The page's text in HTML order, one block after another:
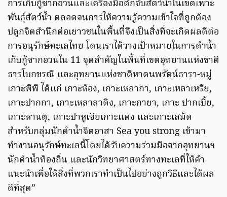
การเก็บกู้ซากอวนและเครื่องมือดักจับสัตว์น้ำในเขตเพาะ
พันธุ์สัตว์น้ำ ตลอดจนการให้ความรู้ความเข้าใจที่ถูกต้อง
ปลูกจิตสำนึกต่อเยาวชนในพื้นที่จึงเป็นสิ่งที่จะเกิดผลดีต่อ
การอนุรักษ์ทะเลไทย โดนเราได้วางเป้าหมายในการดำน้ำ
เก็บกู้ซากอวนใน 11 จุดสำคัญในพื้นที่เขตอุทยานแห่งชาติ
ธารโบกขรณี และอุทยานแห่งชาติหาดนพรัตน์ธารา-หมู่
เกาะพีพี ได้แก่ เกาะห้อง, เกาะเหลากา, เกาะเหลาเหรีย,
เกาะปากกา, เกาะเหลาลาดิง, เกาะกายา, เกาะ ปากเบี้ย,
เกาะหานตุ, เกาะปาหูเซียเกาะแดง และเกาะเสม็ด
สำหรับกลุ่มนักดำน้ำจิตอาสา Sea you strong เข้ามา
ทำงานอนุรักษ์ทะเลนี้โดยได้รับความร่วมมือจากอุทยานฯ
นักดำน้ำท้องถิ่น และนักวิทยาศาสตร์ทางทะเลที่ให้คำ
แนะนำเพื่อให้สิ่งที่พวกเราทำเป็นไปอย่างถูกวิธีและได้ผล
ดีที่สุด”